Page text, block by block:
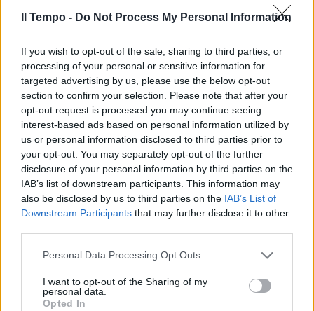
Il Tempo - Do Not Process My Personal Information
If you wish to opt-out of the sale, sharing to third parties, or
processing of your personal or sensitive information for
targeted advertising by us, please use the below opt-out
section to confirm your selection. Please note that after your
opt-out request is processed you may continue seeing
interest-based ads based on personal information utilized by
us or personal information disclosed to third parties prior to
your opt-out. You may separately opt-out of the further
disclosure of your personal information by third parties on the
IAB’s list of downstream participants. This information may
also be disclosed by us to third parties on the IAB’s List of
Downstream Participants that may further disclose it to other
Personal Data Processing Opt Outs
I want to opt-out of the Sharing of my
personal data.
Opted In
semplice autocertificazione chiunque possa
Inseriremo norme per prevedere dei canali
differenziati per donne, bambini e under 14,
ai quali sarà garantita ogni tutela". Inoltre, in
accordo col titolare della Farnesina Antonio
Tajani, saranno convocati gli ambasciatori di
quei Paesi che rappresentano le più
consistenti nazionalità dichiarate al momento
dello sbarco. "L'Italia - conclude Meloni -
chiederà loro la massima collaborazione per
l'immediato rimpatrio degli irregolari".